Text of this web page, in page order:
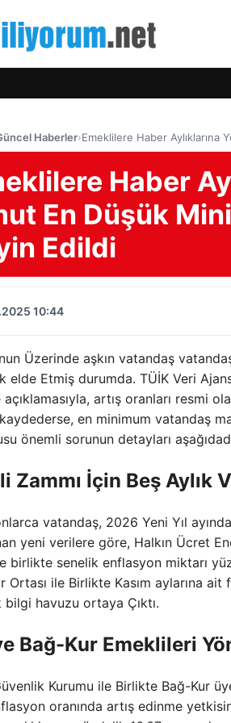
Haberler›Emeklilere Haber
Haber
En Düşük
Edildi
10:44
Üzerinde aşkın vatandaş
elde Etmiş durumda. TÜİK Veri
artış oranları resmi
en minimum vatandaş
önemli sorunun detayları
Zammı İçin Beş Aylık
vatandaş, 2026 Yeni Yıl
yeni verilere göre, Halkın Ücret
birlikte senelik enflasyon miktarı
Ortası ile Birlikte Kasım aylarına ait
bilgi havuzu ortaya Çıktı.
Bağ-Kur Emeklileri
Kurumu ile Birlikte Bağ-Kur
oranında artış edinme